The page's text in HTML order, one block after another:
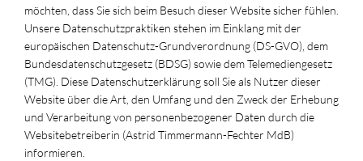
möchten, dass Sie sich beim Besuch dieser Website sicher fühlen.
Unsere Datenschutzpraktiken stehen im Einklang mit der
europäischen Datenschutz-Grundverordnung (DS-GVO), dem
Bundesdatenschutzgesetz (BDSG) sowie dem Telemediengesetz
(TMG). Diese Datenschutzerklärung soll Sie als Nutzer dieser
Website über die Art, den Umfang und den Zweck der Erhebung
und Verarbeitung von personenbezogener Daten durch die
Websitebetreiberin (Astrid Timmermann-Fechter MdB)
informieren.